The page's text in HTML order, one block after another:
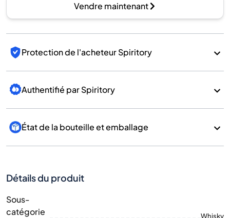
Vendre maintenant
Protection de l'acheteur Spiritory
Authentifié par Spiritory
État de la bouteille et emballage
Détails du produit
Sous-
catégorie
Whisky